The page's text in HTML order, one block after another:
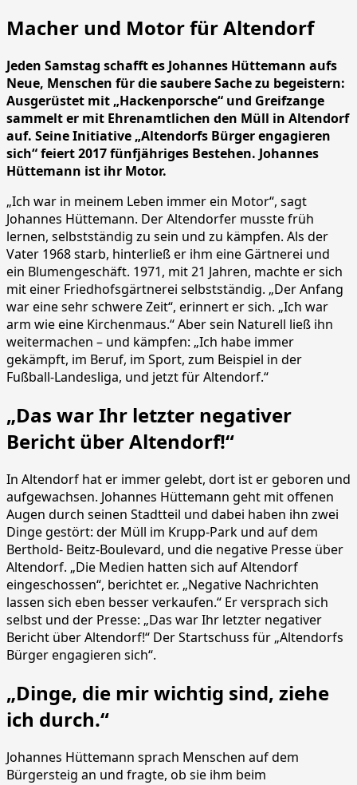
Macher und Motor für Altendorf
Jeden Samstag schafft es Johannes Hüttemann aufs
Neue, Menschen für die saubere Sache zu begeistern:
Ausgerüstet mit „Hackenporsche“ und Greifzange
sammelt er mit Ehrenamtlichen den Müll in Altendorf
auf. Seine Initiative „Altendorfs Bürger engagieren
sich“ feiert 2017 fünfjähriges Bestehen. Johannes
Hüttemann ist ihr Motor.
„Ich war in meinem Leben immer ein Motor“, sagt
Johannes Hüttemann. Der Altendorfer musste früh
lernen, selbstständig zu sein und zu kämpfen. Als der
Vater 1968 starb, hinterließ er ihm eine Gärtnerei und
ein Blumengeschäft. 1971, mit 21 Jahren, machte er sich
mit einer Friedhofsgärtnerei selbstständig. „Der Anfang
war eine sehr schwere Zeit“, erinnert er sich. „Ich war
arm wie eine Kirchenmaus.“ Aber sein Naturell ließ ihn
weitermachen – und kämpfen: „Ich habe immer
gekämpft, im Beruf, im Sport, zum Beispiel in der
Fußball-Landesliga, und jetzt für Altendorf.“
„Das war Ihr letzter negativer
Bericht über Altendorf!“
In Altendorf hat er immer gelebt, dort ist er geboren und
aufgewachsen. Johannes Hüttemann geht mit offenen
Augen durch seinen Stadtteil und dabei haben ihn zwei
Dinge gestört: der Müll im Krupp-Park und auf dem
Berthold- Beitz-Boulevard, und die negative Presse über
Altendorf. „Die Medien hatten sich auf Altendorf
eingeschossen“, berichtet er. „Negative Nachrichten
lassen sich eben besser verkaufen.“ Er versprach sich
selbst und der Presse: „Das war Ihr letzter negativer
Bericht über Altendorf!“ Der Startschuss für „Altendorfs
Bürger engagieren sich“.
„Dinge, die mir wichtig sind, ziehe
ich durch.“
Johannes Hüttemann sprach Menschen auf dem
Bürgersteig an und fragte, ob sie ihm beim